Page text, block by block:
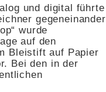
und digital führte
gegeneinander
wurde
auf den
Bleistift auf Papier
Bei den in der